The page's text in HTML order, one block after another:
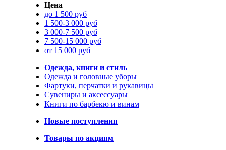
Цена
до 1 500 руб
1 500-3 000 руб
3 000-7 500 руб
7 500-15 000 руб
от 15 000 руб
Одежда, книги и стиль
Одежда и головные уборы
Фартуки, перчатки и рукавицы
Сувениры и аксессуары
Книги по барбекю и винам
Новые поступления
Товары по акциям